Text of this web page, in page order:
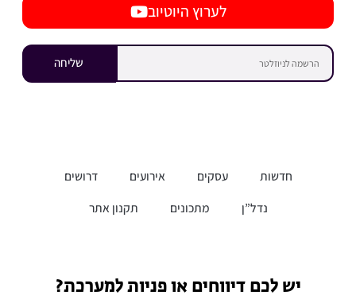
לערוץ היוטיוב
שליחה
חדשות עסקים אירועים
דרושים
נדל”ן
מתכונים תקנון אתר
יש לכם דיווחים או פניות למערכת?